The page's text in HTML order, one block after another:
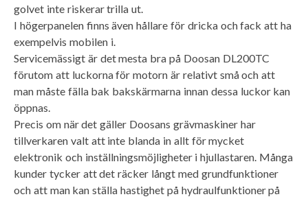
golvet inte riskerar trilla ut.
I högerpanelen finns även hållare för dricka och fack att ha
exempelvis mobilen i.
Servicemässigt är det mesta bra på Doosan DL200TC
förutom att luckorna för motorn är relativt små och att
man måste fälla bak bakskärmarna innan dessa luckor kan
öppnas.
Precis om när det gäller Doosans grävmaskiner har
tillverkaren valt att inte blanda in allt för mycket
elektronik och inställningsmöjligheter i hjullastaren. Många
kunder tycker att det räcker långt med grundfunktioner
och att man kan ställa hastighet på hydraulfunktioner på